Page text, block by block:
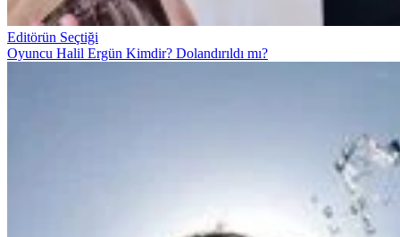
Editörün Seçtiği
Oyuncu Halil Ergün Kimdir? Dolandırıldı mı?